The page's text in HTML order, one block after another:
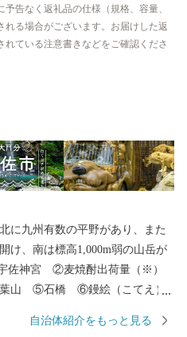
告なく返礼品の仕様（規格、容量、
る場合がございます。お届けした返
ている注意書きなどをご確認くださ
に九州有数の平野があり、また
け、南は標高1,000m弱の山岳が
山 ⑤石橋 ⑥鏝絵（こてえ）
び酒類卸
自治体紹介をもっと見る